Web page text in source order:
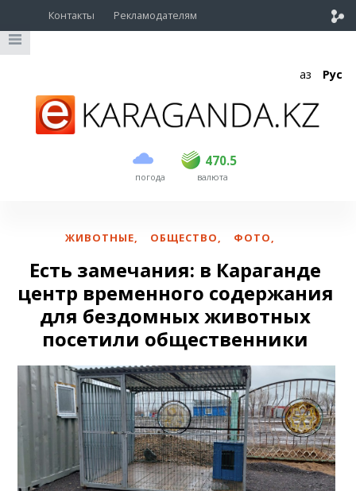
Контакты Рекламодателям
Қаз Рус
погода
470.5
USD 468.5 470.5
EUR валюта
ЖИВОТНЫЕ, ОБЩЕСТВО, ФОТО,
Есть замечания: в Караганде
центр временного содержания
для бездомных животных
посетили общественники